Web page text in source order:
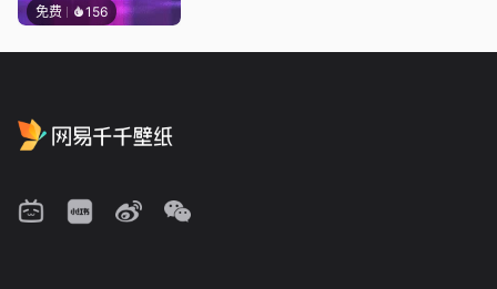
免费 156